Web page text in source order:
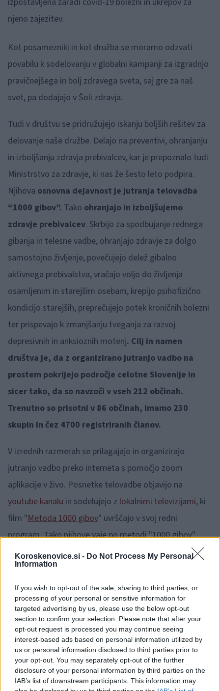
Koroskenovice.si - Do Not Process My Personal
Information
If you wish to opt-out of the sale, sharing to third parties, or
processing of your personal or sensitive information for
targeted advertising by us, please use the below opt-out
section to confirm your selection. Please note that after your
opt-out request is processed you may continue seeing
interest-based ads based on personal information utilized by
us or personal information disclosed to third parties prior to
your opt-out. You may separately opt-out of the further
disclosure of your personal information by third parties on the
IAB’s list of downstream participants. This information may
njeno zajezitev.
Kot posamezniki in kot družba se moramo odzvati
povabilu k sodelovanju v globalni kampanji za izgradnjo
pravičnejšega in bolj zdravega sveta, saj gre za naš
svet, pa dodajajo v Šoli zdravja.
Tudi v društvu se pridružujejo iskanju boljših rešitev za
delovanje naše družbe. Delajo na preventivi, ohranjanju
in izboljšanju zdravja prebivalcev, kar je prepoznalo tudi
Ministrstvo za zdravje, ki nas že šesto leto podpira.
Njihova osnovna dejavnost je jutranja telovadba
“1000 gibov”. Tako ohranjajo in izboljšujemo
zdravje prebivalcev. Skrbijo za spodbujanje rednega
gibanja in telesne vadbe, ohranjajo zdravje za dolgo
samostojno življenje, povečujejo delež gibalno
aktivnega prebivalstva, vračajo voljo do življenja
osamljenim in starejšim osebam, krepijo psihofizično
kondicijo starejših, preprečujejo potek kroničnih bolezni
ter prispevajo k zmanjšanju tveganja za razvoj
depresivnih in anksioznih motenj. Cilj in namen
društva je, da z organizirano jutranjo vadbo na
prostem pokrijejo področje celotne Slovenije in
sicer tako, da so navzoči v vseh 212 občinah.
Trenutno so prisotni v 86 občinah, imamo 230
skupin in čez 4700 registriranih članov.
V izrednih razmerah se prilagajajo in organizirajo
jutranjo vadbo preko interneta s pomočjo zoom
aplikacije v živo. Posnetke telovadbe objavijo na
youtube kanalu in sodelujejo z lokalnimi televizijami, ki
film "Metoda 1000 gibov" uvrščajo v svoj redni
program. Tako njihove vaje po metodi "1000 gibov"
približamo tudi vsem tistim, ki nimajo interneta.
🎁1 mesec brezplačno!Beri brez oglasov Preizkusi zdaj
Tudi po koronavirus obdobju bodo spet javne površine
svetlikale v oranžnih odtenkih, saj je njihova barva
oranžna, tako, da jih lažje najdete in se jim priključite.
Po preklicu izrednih razmer pa vas prisrčno vabijo na
jutranjo vadbo "1000 gibov", da boste ponovno skupaj